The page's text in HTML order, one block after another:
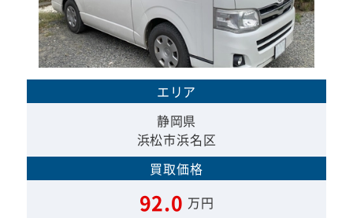
エリア
静岡県
浜松市浜名区
買取価格
92.0 万円